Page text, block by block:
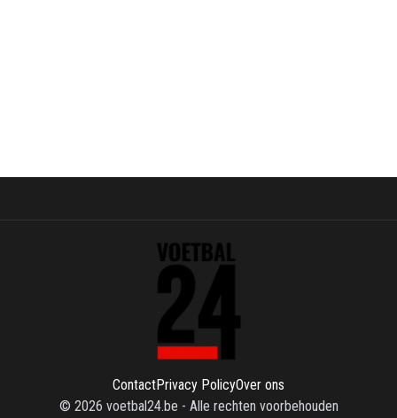
ContactPrivacy PolicyOver ons
© 2026 voetbal24.be - Alle rechten voorbehouden